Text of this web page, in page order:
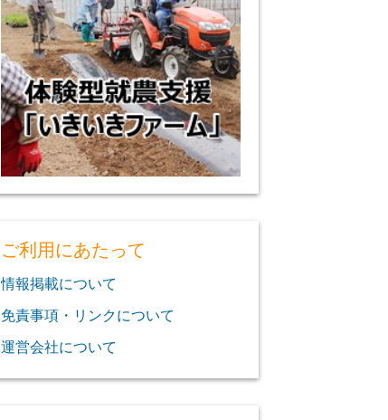
ご利用にあたって
情報掲載について
免責事項・リンクについて
運営会社について